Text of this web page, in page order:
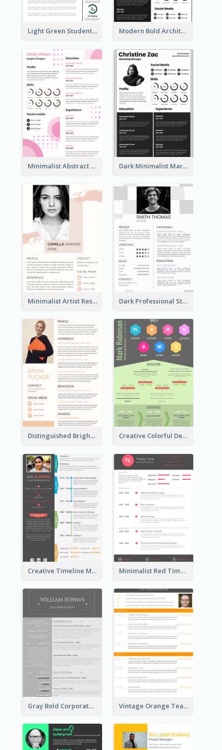
Light Green Student Resume Modern Bold Architect Resume
Minimalist Abstract Pink Resume Dark Minimalist Marketing Manager Resume
Minimalist Artist Resume Dark Professional Student Resume
Distinguished Bright College Student Resume Creative Colorful Designer Resume
Creative Timeline Marketing Consultant Resume Minimalist Red Timeline Sales Marketing Resume
Gray Bold Corporate Resume Vintage Orange Teacher Resume